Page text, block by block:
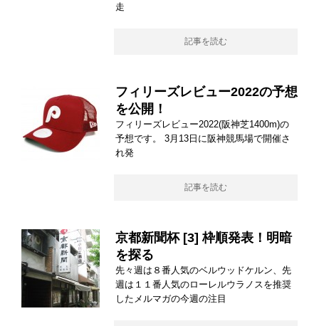
走
記事を読む
フィリーズレビュー2022の予想
を公開！
フィリーズレビュー2022(阪神芝1400m)の
予想です。 3月13日に阪神競馬場で開催さ
れ発
記事を読む
京都新聞杯 [3] 枠順発表！明暗
を探る
先々週は８番人気のベルウッドケルン、先
週は１１番人気のローレルウラノスを推奨
したメルマガの今週の注目